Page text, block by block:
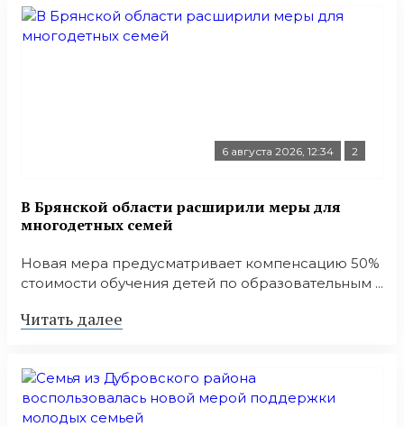
6 августа 2026, 12:34 2
В Брянской области расширили меры для
многодетных семей
Новая мера предусматривает компенсацию 50%
стоимости обучения детей по образовательным ...
Читать далее